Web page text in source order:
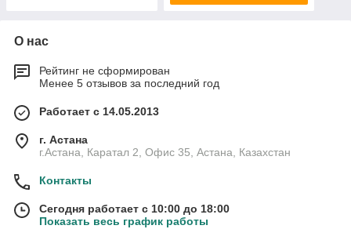
О нас
Рейтинг не сформирован
Менее 5 отзывов за последний год
Работает с 14.05.2013
г. Астана
г.Астана, Каратал 2, Офис 35, Астана, Казахстан
Контакты
Сегодня работает с 10:00 до 18:00
Показать весь график работы